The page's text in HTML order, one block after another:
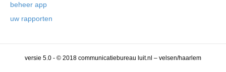
beheer app
uw rapporten
versie 5.0 - © 2018 communicatiebureau luit.nl – velsen/haarlem